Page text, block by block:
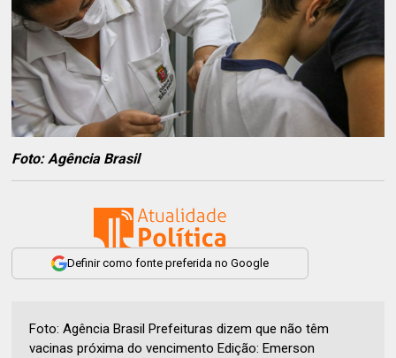
Foto: Agência Brasil
Definir como fonte preferida no Google
Foto: Agência Brasil Prefeituras dizem que não têm
vacinas próxima do vencimento Edição: Emerson